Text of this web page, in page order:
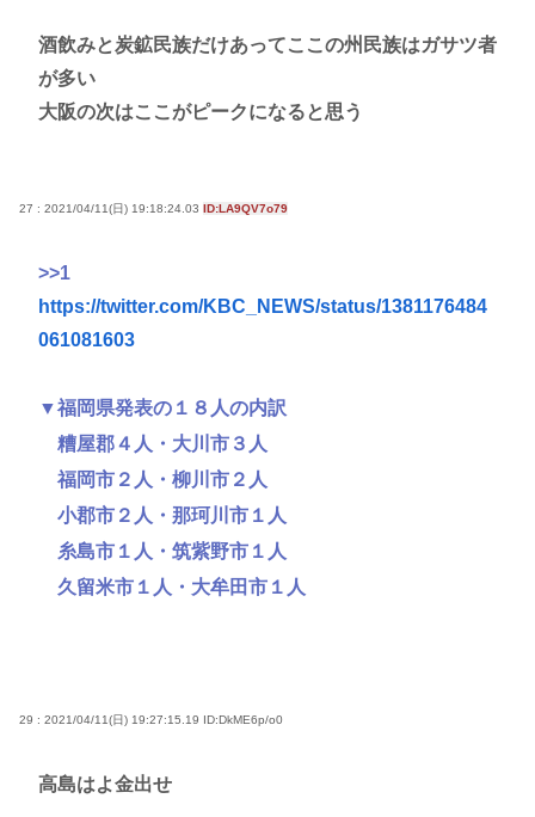
酒飲みと炭鉱民族だけあってここの州民族はガサツ者
が多い
大阪の次はここがピークになると思う
27 : 2021/04/11(日) 19:18:24.03 ID:LA9QV7o79
>>1
https://twitter.com/KBC_NEWS/status/1381176484
061081603
▼福岡県発表の１８人の内訳
糟屋郡４人・大川市３人
福岡市２人・柳川市２人
小郡市２人・那珂川市１人
糸島市１人・筑紫野市１人
久留米市１人・大牟田市１人
29 : 2021/04/11(日) 19:27:15.19 ID:DkME6p/o0
高島はよ金出せ